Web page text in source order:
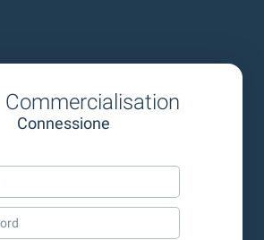
Commercialisation
Connessione